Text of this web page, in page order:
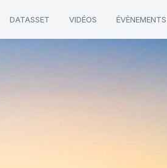
DATASSET VIDÉOS ÉVÈNEMENTS